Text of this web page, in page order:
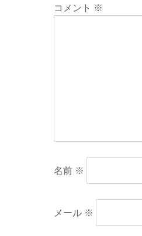
コメント ※
名前 ※
メール ※